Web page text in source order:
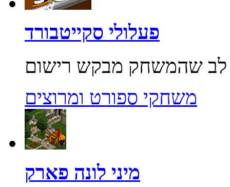
פעלולי סקייטבורד
משחקי ספורט ומרוצים
מיני לונה פארק